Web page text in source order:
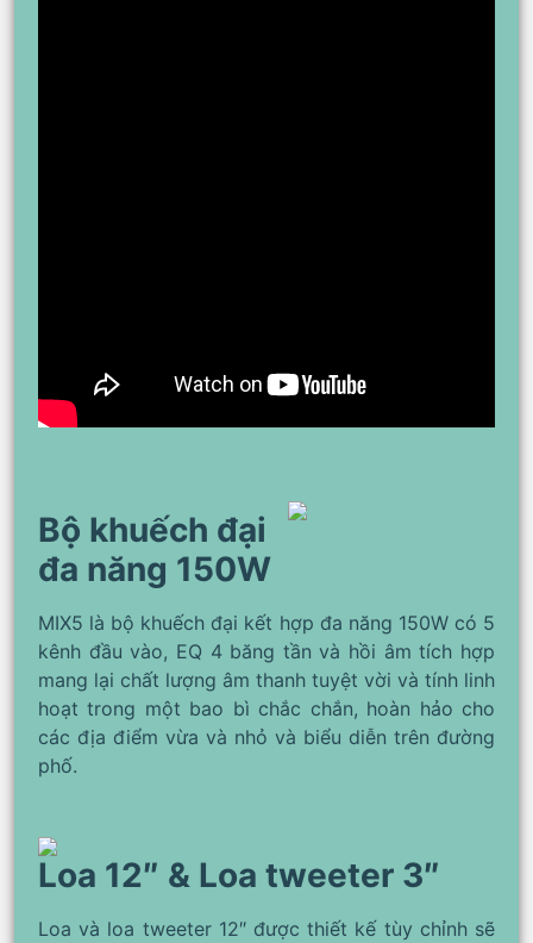
Bộ khuếch đại
đa năng 150W
MIX5 là bộ khuếch đại kết hợp đa năng 150W có 5
kênh đầu vào, EQ 4 băng tần và hồi âm tích hợp
mang lại chất lượng âm thanh tuyệt vời và tính linh
hoạt trong một bao bì chắc chắn, hoàn hảo cho
các địa điểm vừa và nhỏ và biểu diễn trên đường
phố.
Loa 12″ & Loa tweeter 3″
Loa và loa tweeter 12″ được thiết kế tùy chỉnh sẽ